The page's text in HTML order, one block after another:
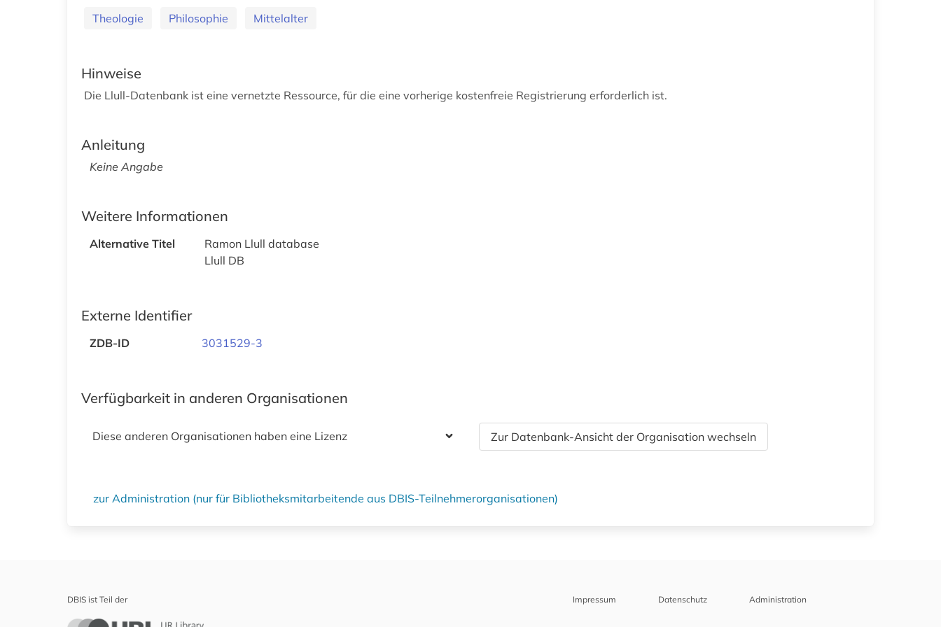
Theologie Philosophie Mittelalter
Hinweise
Die Llull-Datenbank ist eine vernetzte Ressource, für die eine vorherige kostenfreie Registrierung erforderlich ist.
Anleitung
Keine Angabe
Weitere Informationen
Alternative Titel
Ramon Llull database
Llull DB
Externe Identifier
ZDB-ID 3031529-3
Verfügbarkeit in anderen Organisationen
Diese anderen Organisationen haben eine Lizenz Zur Datenbank-Ansicht der Organisation wechseln
zur Administration (nur für Bibliotheksmitarbeitende aus DBIS-Teilnehmerorganisationen)
DBIS ist Teil der Impressum Datenschutz Administration